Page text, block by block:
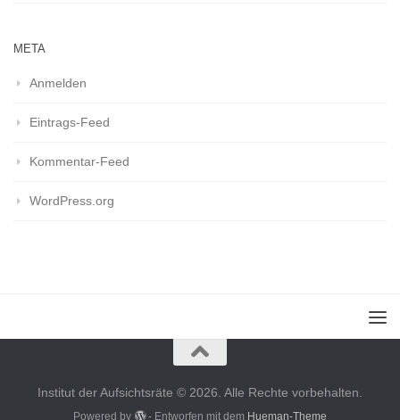
META
Anmelden
Eintrags-Feed
Kommentar-Feed
WordPress.org
Institut der Aufsichtsräte © 2026. Alle Rechte vorbehalten.
Powered by - Entworfen mit dem Hueman-Theme